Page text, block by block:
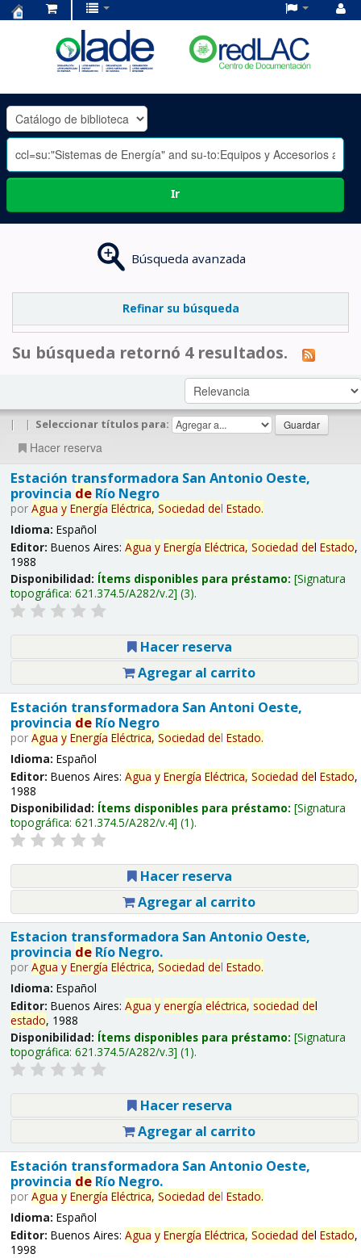
OLADE
-
Ir
Búsqueda avanzada
Refinar su búsqueda
Su búsqueda retornó 4 resultados.
| | Seleccionar títulos para:
Hacer reserva
Estación transformadora San Antonio Oeste,
provincia deRío Negro
por Agua y Energía Eléctrica, Sociedad del Estado.
Idioma: Español
Editor: Buenos Aires: Agua y Energía Eléctrica, Sociedad del Estado,
1988
Disponibilidad: Ítems disponibles para préstamo: Signatura
topográfica: 621.374.5/A282/v.2 (3).
Hacer reserva
Agregar al carrito
Estación transformadora San Antoni Oeste,
provincia deRío Negro
por Agua y Energía Eléctrica, Sociedad del Estado.
Idioma: Español
Editor: Buenos Aires: Agua y Energía Eléctrica, Sociedad del Estado,
1988
Disponibilidad: Ítems disponibles para préstamo: Signatura
topográfica: 621.374.5/A282/v.4 (1).
Hacer reserva
Agregar al carrito
Estacion transformadora San Antonio Oeste,
provincia deRío Negro.
por Agua y Energía Eléctrica, Sociedad del Estado.
Idioma: Español
Editor: Buenos Aires: Agua y energía eléctrica, sociedad del
estado, 1988
Disponibilidad: Ítems disponibles para préstamo: Signatura
topográfica: 621.374.5/A282/v.3 (1).
Hacer reserva
Agregar al carrito
Estación transformadora San Antonio Oeste,
provincia deRío Negro.
por Agua y Energía Eléctrica, Sociedad del Estado.
Idioma: Español
Editor: Buenos Aires: Agua y Energía Eléctrica, Sociedad del Estado,
1998